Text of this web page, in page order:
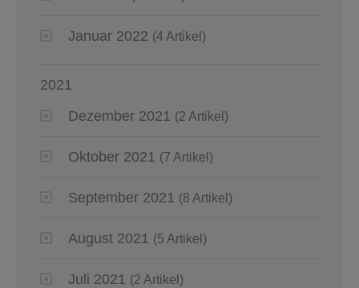
Januar 2022 (4 Artikel)
2021
Dezember 2021 (2 Artikel)
Oktober 2021 (7 Artikel)
September 2021 (8 Artikel)
August 2021 (5 Artikel)
Juli 2021 (2 Artikel)